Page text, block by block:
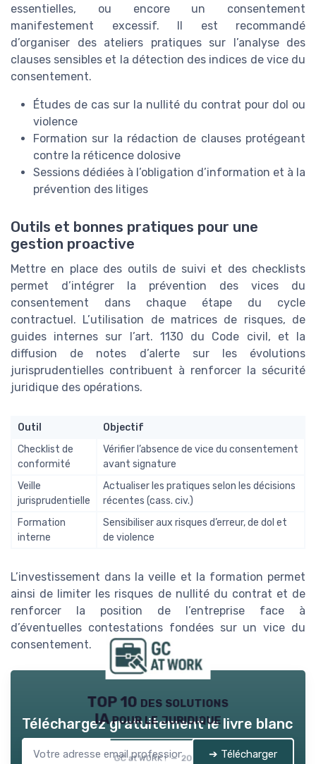
essentielles, ou encore un consentement
manifestement excessif. Il est recommandé
d’organiser des ateliers pratiques sur l’analyse des
clauses sensibles et la détection des indices de vice du
consentement.
Études de cas sur la nullité du contrat pour dol ou
violence
Formation sur la rédaction de clauses protégeant
contre la réticence dolosive
Sessions dédiées à l’obligation d’information et à la
prévention des litiges
Outils et bonnes pratiques pour une
gestion proactive
Mettre en place des outils de suivi et des checklists
permet d’intégrer la prévention des vices du
consentement dans chaque étape du cycle
contractuel. L’utilisation de matrices de risques, de
guides internes sur l’art. 1130 du Code civil, et la
diffusion de notes d’alerte sur les évolutions
jurisprudentielles contribuent à renforcer la sécurité
juridique des opérations.
Outil
Objectif
Checklist de
conformité
Vérifier l’absence de vice du consentement
avant signature
Veille
jurisprudentielle
Actualiser les pratiques selon les décisions
récentes (cass. civ.)
Formation
interne
Sensibiliser aux risques d’erreur, de dol et
de violence
L’investissement dans la veille et la formation permet
ainsi de limiter les risques de nullité du contrat et de
renforcer la position de l’entreprise face à
d’éventuelles contestations fondées sur un vice du
consentement.
TOP 10 des solutions
IA pour le juridique
GC at WORK ! — 2026
Téléchargez gratuitement le livre blanc
➔ Télécharger